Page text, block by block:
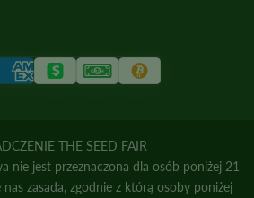
THE SEED FAIR
nie jest przeznaczona dla osób poniżej 21
zasada, zgodnie z którą osoby poniżej